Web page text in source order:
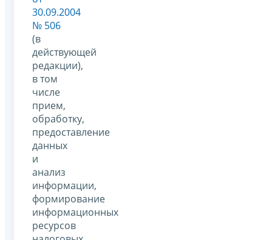
30.09.2004
№ 506
(в
действующей
редакции),
в том
числе
прием,
обработку,
предоставление
данных
и
анализ
информации,
формирование
информационных
ресурсов